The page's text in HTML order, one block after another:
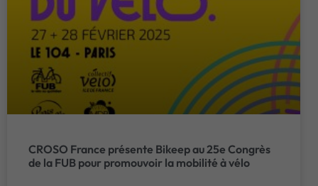
CROSO France présente Bikeep au 25e Congrès
de la FUB pour promouvoir la mobilité à vélo